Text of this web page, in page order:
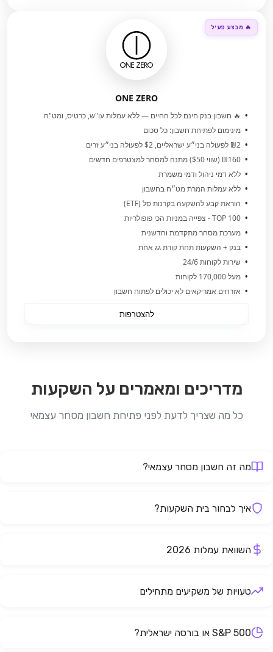
🔥 מבצע פעיל
ONE ZERO
🔥 חשבון בנק חינם לכל החיים — ללא עמלות עו"ש, כרטיס, ומט"ח
מינימום לפתיחת חשבון: כל סכום
₪2 לפעולה בני״ע ישראליים, $2 לפעולה בני״ע זרים
₪160 (שווי $50) מתנה למסחר למצטרפים חדשים
ללא דמי ניהול ודמי משמרת
ללא עמלות המרת מט״ח בחשבון
הוראת קבע להשקעה בקרנות סל (ETF)
TOP 100 - צפייה במניות הכי פופולריות
מערכת מסחר מתקדמת וחדשנית
בנק + השקעות תחת קורת גג אחת
שירות לקוחות 24/6
מעל 170,000 לקוחות
אזרחים אמריקאים לא יכולים לפתוח חשבון
להצטרפות
מדריכים ומאמרים על השקעות
כל מה שצריך לדעת לפני פתיחת חשבון מסחר עצמאי
מה זה חשבון מסחר עצמאי?
איך לבחור בית השקעות?
השוואת עמלות 2026
טעויות של משקיעים מתחילים
S&P 500 או בורסה ישראלית?